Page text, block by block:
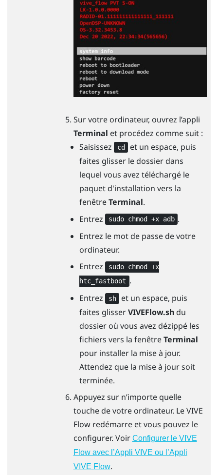
Sur votre ordinateur, ouvrez l’appli
Terminal et procédez comme suit :
Saisissez
cd
et un espace, puis
faites glisser le dossier dans
lequel vous avez téléchargé le
paquet d'installation vers la
fenêtreTerminal.
Entrez
sudo chmod +x adb .
Entrez le mot de passe de votre
ordinateur.
Entrez
sudo chmod +x
htc_fastboot .
Entrez
sh
et un espace, puis
faites glisserVIVEFlow.sh du
dossier où vous avez dézippé les
fichiers vers la fenêtreTerminal
pour installer la mise à jour.
Attendez que la mise à jour soit
terminée.
Appuyez sur n’importe quelle
touche de votre ordinateur. LeVIVE
Flowredémarre et vous pouvez le
configurer. Voir Configurer le VIVE
Flow avec l’Appli VIVE ou l’Appli
VIVE Flow.